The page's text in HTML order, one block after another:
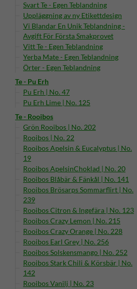
Svart Te - Egen Teblandning
Uppläggning av ny Etikettdesign
Vi Blandar En Unik Teblandning -
Avgift För Första Smakprovet
Vitt Te - Egen Teblandning
Yerba Mate - Egen Teblandning
Örter - Egen Teblandning
Te - Pu Erh
Pu Erh | No. 47
Pu Erh Lime | No. 125
Te - Rooibos
Grön Rooibos | No. 202
Rooibos | No. 22
Rooibos Apelsin & Eucalyptus | No.
19
Rooibos ApelsinChoklad | No. 20
Rooibos Blåbär & Fänkål | No. 141
Rooibos Brösarps Sommarflirt | No.
239
Rooibos Citron & Ingefära | No. 123
Rooibos Crazy Lemon | No. 215
Rooibos Crazy Orange | No. 228
Rooibos Earl Grey | No. 256
Rooibos Solskensmango | No. 252
Rooibos Stark Chili & Körsbär | No.
142
Rooibos Vanilj | No. 23